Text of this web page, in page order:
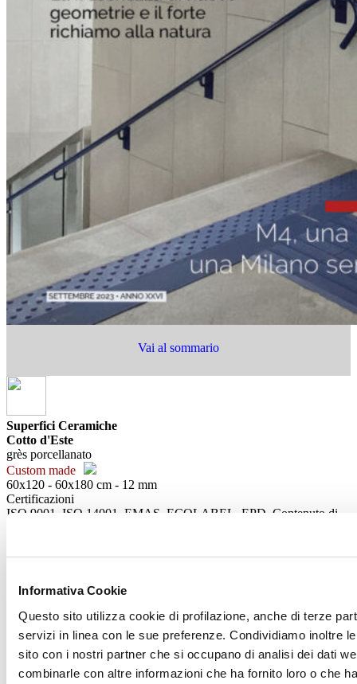
Informativa Cookie
Questo sito utilizza cookie di profilazione, anche di terze
servizi in linea con le sue preferenze. Condividiamo inoltre
sito con i nostri partner che si occupano di analisi dei dati
combinarle con altre informazioni che ha fornito loro o che
Vai al sommario
Superfici Ceramiche
Cotto d'Este
grès porcellanato
Custom made
60x120 - 60x180 cm - 12 mm
Certificazioni
ISO 9001, ISO 14001, EMAS, ECOLABEL, EPD, Contenuto di
Altre info sul prodotto >vai al catalogo
grès porcellanato
60x120 - 60x180 cm - 12 mm
Certificazioni
ISO 9001, ISO 14001, EMAS, ECOLABEL, EPD, Contenuto di
materiale riciclato, Green Guard, LEED, CERTIQUALITY-UNI,
NF QB UPEC